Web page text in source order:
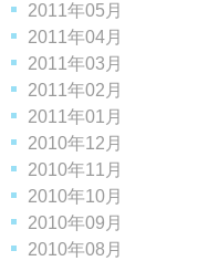
2011年05月
2011年04月
2011年03月
2011年02月
2011年01月
2010年12月
2010年11月
2010年10月
2010年09月
2010年08月